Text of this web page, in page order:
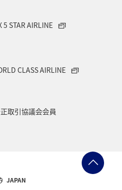
5 STAR AIRLINE
CLASS AIRLINE
取引協議会会員
JAPAN